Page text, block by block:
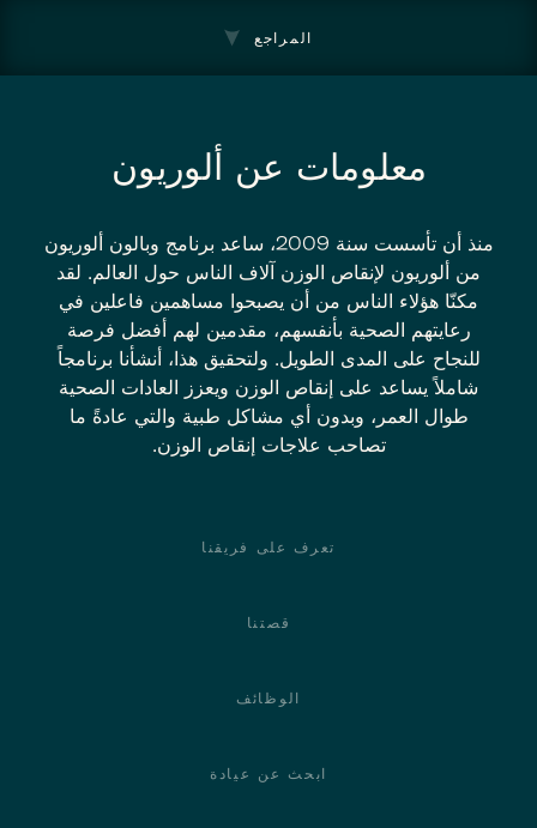
المراجع
معلومات عن ألوريون
منذ أن تأسست سنة 2009، ساعد برنامج وبالون ألوريون
من ألوريون لإنقاص الوزن آلاف الناس حول العالم. لقد
مكنّا هؤلاء الناس من أن يصبحوا مساهمين فاعلين في
رعايتهم الصحية بأنفسهم، مقدمين لهم أفضل فرصة
للنجاح على المدى الطويل. ولتحقيق هذا، أنشأنا برنامجاً
شاملاً يساعد على إنقاص الوزن ويعزز العادات الصحية
طوال العمر، وبدون أي مشاكل طبية والتي عادةً ما
تصاحب علاجات إنقاص الوزن.
تعرف على فريقنا
قصتنا
الوظائف
ابحث عن عيادة